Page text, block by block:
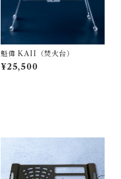
魁偉 KAII（焚火台）
¥25,500